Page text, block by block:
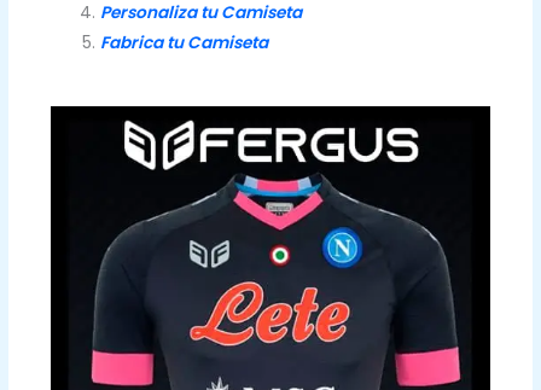
Personaliza tu Camiseta
Fabrica tu Camiseta